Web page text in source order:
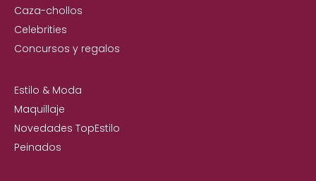
Caza-chollos
Celebrities
Concursos y regalos
Estilo & Moda
Maquillaje
Novedades TopEstilo
Peinados